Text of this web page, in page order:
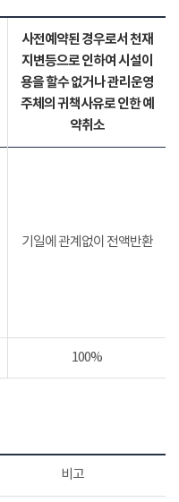
사전예약된 경우로서 천재
지변등으로 인하여 시설이
용을 할수 없거나 관리운영
주체의 귀책사유로 인한 예
약취소
기일에 관계없이 전액반환
100%
비고